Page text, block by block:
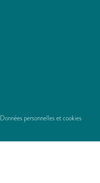
Données personnelles et cookies